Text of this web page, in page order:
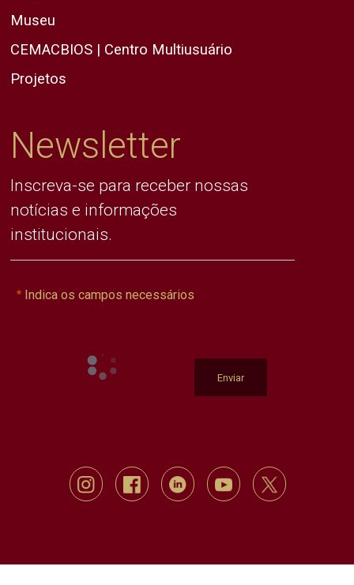
Museu
CEMACBIOS | Centro Multiusuário
Projetos
Newsletter
Inscreva-se para receber nossas
notícias e informações
institucionais.
Indica os campos necessários
Enviar